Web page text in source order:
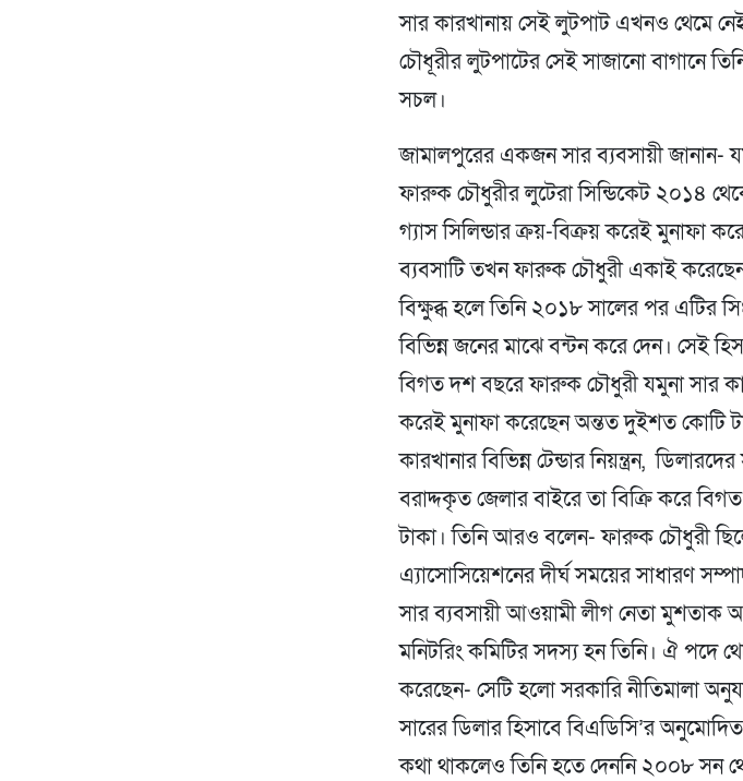
সার কারখানায় সেই লুটপাট এখনও থেমে
চৌধূরীর লুটপাটের সেই সাজানো বাগানে
সচল।
জামালপুরের একজন সার ব্যবসায়ী জানান-
ফারুক চৌধুরীর লুটেরা সিন্ডিকেট ২০১৪
গ্যাস সিলিন্ডার ক্রয়-বিক্রয় করেই মুনাফা
ব্যবসাটি তখন ফারুক চৌধুরী একাই
বিক্ষুব্ধ হলে তিনি ২০১৮ সালের পর এটির
বিভিন্ন জনের মাঝে বন্টন করে দেন। সেই
বিগত দশ বছরে ফারুক চৌধুরী যমুনা সার
করেই মুনাফা করেছেন অন্তত দুইশত কোটি
কারখানার বিভিন্ন টেন্ডার নিয়ন্ত্রন,
বরাদ্দকৃত জেলার বাইরে তা বিক্রি করে
টাকা। তিনি আরও বলেন- ফারুক চৌধুরী
এ্যাসোসিয়েশনের দীর্ঘ সময়ের সাধারণ
সার ব্যবসায়ী আওয়ামী লীগ নেতা মুশতাক
মনিটরিং কমিটির সদস্য হন তিনি। ঐ পদে
করেছেন- সেটি হলো সরকারি নীতিমালা
সারের ডিলার হিসাবে বিএডিসি’র
কথা থাকলেও তিনি হতে দেননি ২০০৮ সন